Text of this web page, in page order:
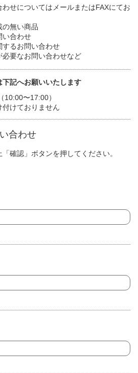
せについてはメールまたはFAXにてお
の無い商品
い合わせ
するお問い合わせ
必要なお問い合わせなど
記へお願いいたします
（10:00〜17:00）
けておりません
合わせ
確認」ボタンを押してください。